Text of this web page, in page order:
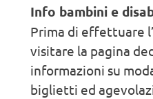
Info bambini e
Prima di effettuare
visitare la pagina
informazioni su
biglietti ed